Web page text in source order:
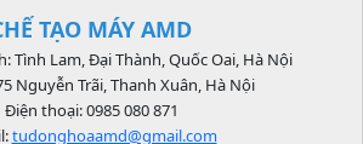
TẠO MÁY AMD
Tình Lam, Đại Thành, Quốc Oai, Hà Nội
Nguyễn Trãi, Thanh Xuân, Hà Nội
Điện thoại: 0985 080 871
tudonghoaamd@gmail.com